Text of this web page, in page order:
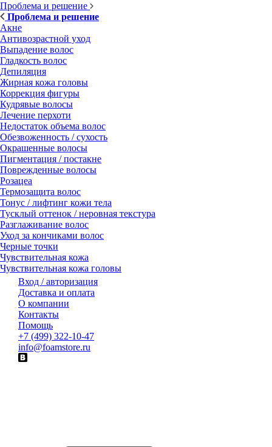
Проблема и решение
Проблема и решение
Акне
Антивозрастной уход
Выпадение волос
Гладкость волос
Депиляция
Жирная кожа головы
Коррекция фигуры
Кудрявые волосы
Лечение перхоти
Недостаток объема волос
Обезвоженность / сухость
Окрашенные волосы
Пигментация / постакне
Поврежденные волосы
Розацеа
Термозащита волос
Тонус / лифтинг кожи тела
Тусклый оттенок / неровная текстура
Разглаживание волос
Уход за кончиками волос
Черные точки
Чувствительная кожа
Чувствительная кожа головы
Вход / авторизация
Доставка и оплата
О компании
Контакты
Помощь
+7 (499) 322-10-47
info@foamstore.ru